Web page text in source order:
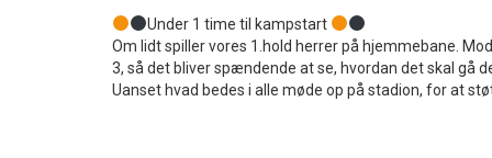
Under 1 time til kampstart
Om lidt spiller vores 1.hold herrer på hjemmebane.
3, så det bliver spændende at se, hvordan det skal gå
Uanset hvad bedes i alle møde op på stadion, for at